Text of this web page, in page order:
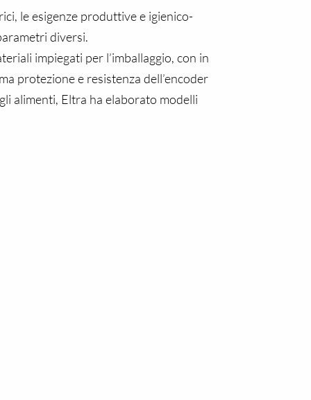
le esigenze produttive e igienico-
diversi.
impiegati per l’imballaggio, con in
protezione e resistenza dell’encoder
alimenti, Eltra ha elaborato modelli